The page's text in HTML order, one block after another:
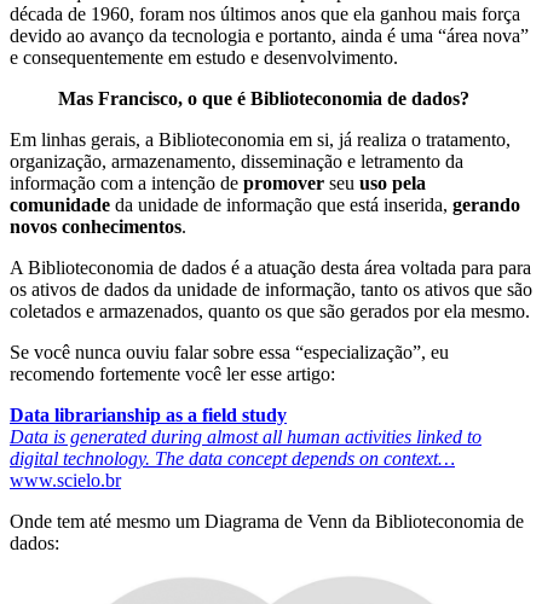
década de 1960, foram nos últimos anos que ela ganhou mais força
devido ao avanço da tecnologia e portanto, ainda é uma “área nova”
e consequentemente em estudo e desenvolvimento.
Mas Francisco, o que é Biblioteconomia de dados?
Em linhas gerais, a Biblioteconomia em si, já realiza o tratamento,
organização, armazenamento, disseminação e letramento da
informação com a intenção de promover seu uso pela
comunidade da unidade de informação que está inserida, gerando
novos conhecimentos.
A Biblioteconomia de dados é a atuação desta área voltada para para
os ativos de dados da unidade de informação, tanto os ativos que são
coletados e armazenados, quanto os que são gerados por ela mesmo.
Se você nunca ouviu falar sobre essa “especialização”, eu
recomendo fortemente você ler esse artigo:
Data librarianship as a field study
Data is generated during almost all human activities linked to
digital technology. The data concept depends on context…
www.scielo.br
Onde tem até mesmo um Diagrama de Venn da Biblioteconomia de
dados: